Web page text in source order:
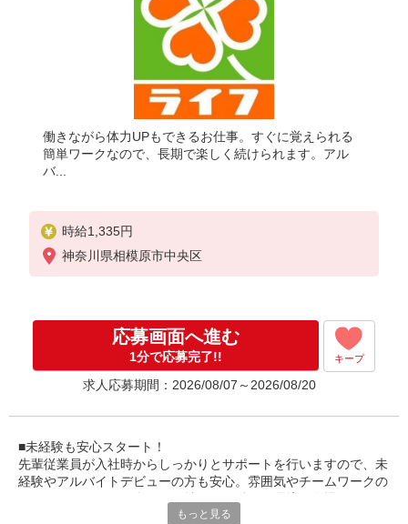
働きながら体力UPもできるお仕事。すぐに覚えられる
簡単ワークなので、長期で楽しく続けられます。アル
バ...
時給1,335円
神奈川県相模原市中央区
応募画面へ進む
1分で応募完了!! キープ
求人応募期間：2026/08/07～2026/08/20
■未経験も安心スタート！
先輩従業員が入社時からしっかりとサポートを行いますので、未
経験やアルバイトデビューの方も安心。雰囲気やチームワークの
もっと見る